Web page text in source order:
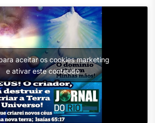
aceitar os cookies marketing
e ativar este conteúdo